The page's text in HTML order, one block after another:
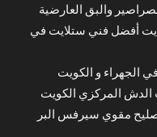
والبق العارضية
أفضل فني ستلايت في
الجهراء و الكويت
المركزي الكويت
مقوي سيرفس البر